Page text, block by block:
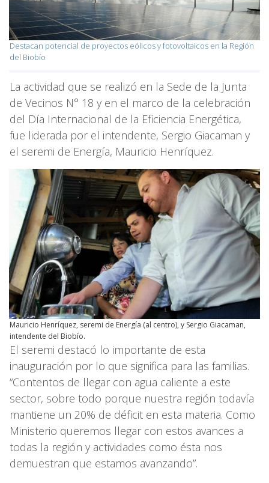
Destacan potencial de proyectos eólicos y fotovoltaicos en la Región
del Biobío
La actividad que se realizó en la Sede de la Junta
de Vecinos N° 18 y en el marco de la celebración
del Día Internacional de la Eficiencia Energética,
fue liderada por el intendente, Sergio Giacaman y
el seremi de Energía, Mauricio Henríquez.
Mauricio Henríquez, seremi de Energía (al centro), y Sergio Giacaman,
intendente del Biobío.
El seremi destacó lo importante de esta
inauguración por lo que significa para las familias.
“Contentos de llegar con agua caliente a este
sector, sobre todo porque nuestra región todavía
mantiene un 20% de déficit en esta materia. Como
Ministerio queremos llegar con estos avances a
todas la región y actividades como ésta nos
demuestran que estamos avanzando”.